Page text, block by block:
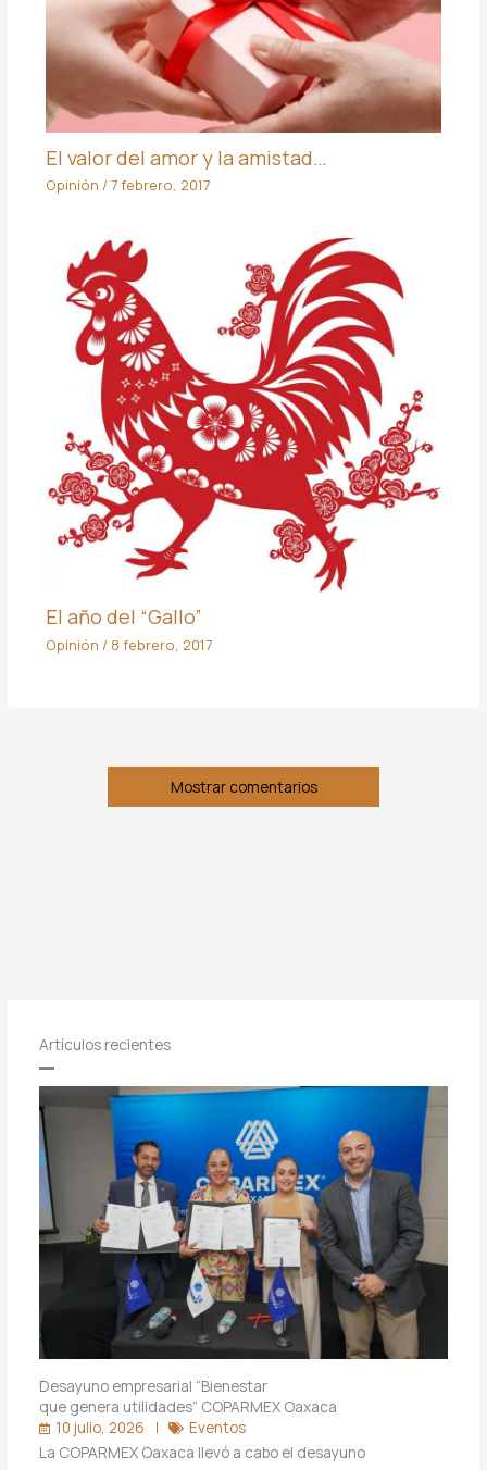
El valor del amor y la amistad…
Opinión / 7 febrero, 2017
El año del “Gallo”
Opinión / 8 febrero, 2017
Mostrar comentarios
Artículos recientes
Desayuno empresarial “Bienestar
que genera utilidades” COPARMEX Oaxaca
10 julio, 2026
Eventos
La COPARMEX Oaxaca llevó a cabo el desayuno